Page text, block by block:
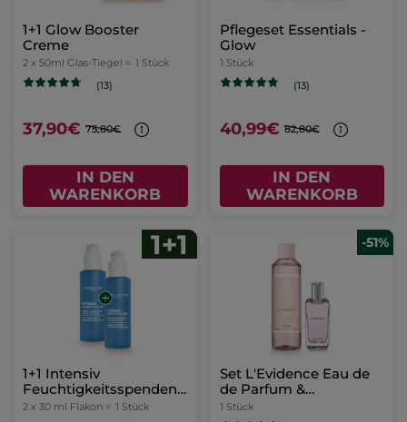
1+1 Glow Booster
Creme
2 x 50ml Glas-Tiegel = 1 Stück
(13)
37,90€ 75,80€
IN DEN
WARENKORB
Pflegeset Essentials -
Glow
1 Stück
(13)
40,99€ 82,80€
IN DEN
WARENKORB
1+1 Intensiv
Feuchtigkeitsspendendes
Serum
2 x 30 ml Flakon = 1 Stück
-51%
Set L'Evidence Eau de
de Parfum &
Parfümiertes Duschgel
1 Stück